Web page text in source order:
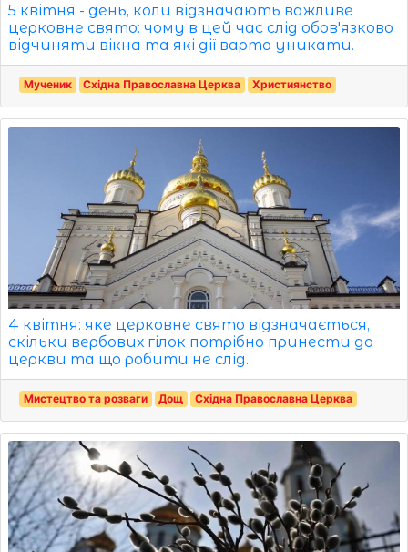
5 квітня - день, коли відзначають важливе
церковне свято: чому в цей час слід обов'язково
відчиняти вікна та які дії варто уникати.
Мученик Східна Православна Церква Християнство
4 квітня: яке церковне свято відзначається,
скільки вербових гілок потрібно принести до
церкви та що робити не слід.
Мистецтво та розваги Дощ Східна Православна Церква